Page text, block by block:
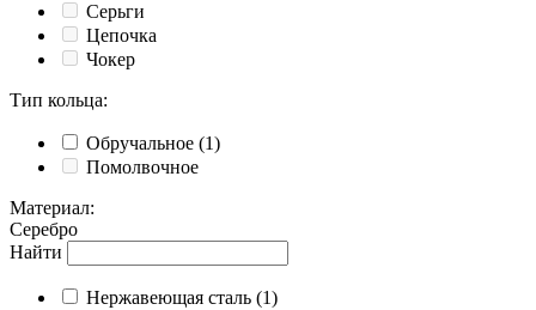
Серьги
Цепочка
Чокер
Тип кольца:
Обручальное (1)
Помолвочное
Материал:
Серебро
Найти
Нержавеющая сталь (1)